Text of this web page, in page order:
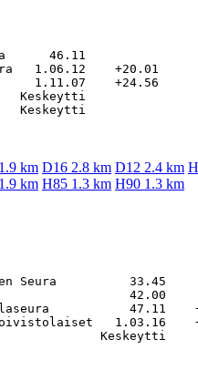
46.11
1.06.12    +20.01
1.11.07    +24.56
Keskeytti
km D16 2.8 km D12 2.4 km
km H85 1.3 km H90 1.3 km
Seura          33.45
42.00
47.11
1.03.16